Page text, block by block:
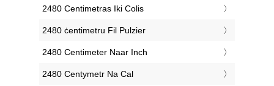
‎2480 Centimetras Iki Colis
‎2480 ċentimetru Fil Pulzier
‎2480 Centimeter Naar Inch
‎2480 Centymetr Na Cal